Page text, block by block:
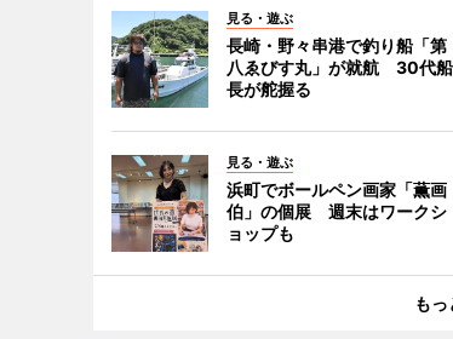
見る・遊ぶ
長崎・野々串港で釣り船「第
八ゑびす丸」が就航 30代船
長が舵握る
見る・遊ぶ
浜町でボールペン画家「薫画
伯」の個展 週末はワークシ
ョップも
もっ